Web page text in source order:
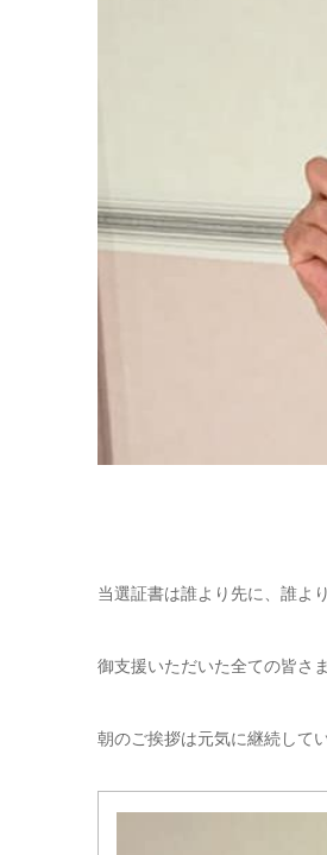
当選証書は誰より先に、誰よ
御支援いただいた全ての皆さ
朝のご挨拶は元気に継続してい